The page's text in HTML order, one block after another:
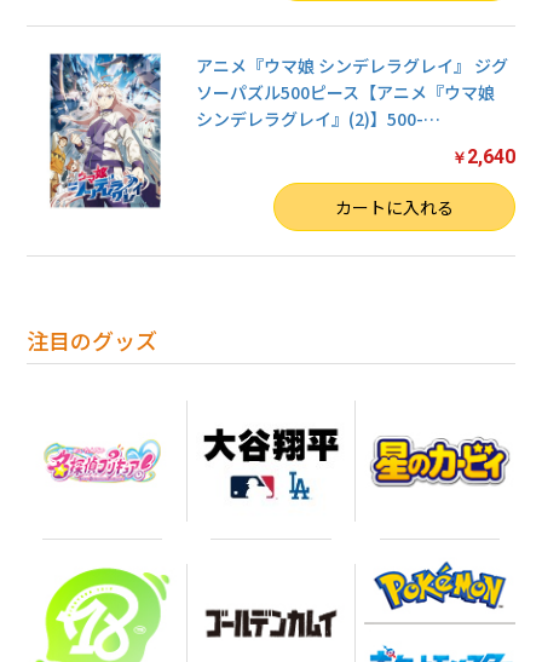
注目のグッズ
アニメ『ウマ娘 シンデレラグレイ』 ジグ
ソーパズル500ピース【アニメ『ウマ娘
シンデレラグレイ』(2)】500-…
￥ 2,640
カートに入れる